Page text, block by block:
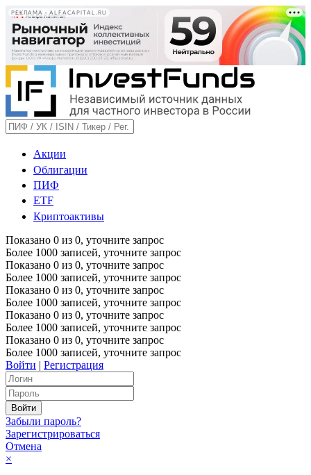
РЕКЛАМА • ALFACAPITAL.RU
Акции
Облигации
ПИФ
ETF
Криптоактивы
Показано 0 из 0, уточните запрос
Более 1000 записей, уточните запрос
Показано 0 из 0, уточните запрос
Более 1000 записей, уточните запрос
Показано 0 из 0, уточните запрос
Более 1000 записей, уточните запрос
Показано 0 из 0, уточните запрос
Более 1000 записей, уточните запрос
Показано 0 из 0, уточните запрос
Более 1000 записей, уточните запрос
Войти | Регистрация
Забыли пароль?
Зарегистрироваться
Отмена
×